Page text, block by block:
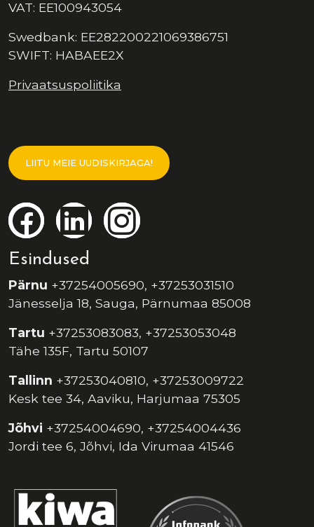
VAT: EE100943054
Swedbank: EE282200221069386751
SWIFT: HABAEE2X
Privaatsuspoliitika
LIITU MEIE UUDISKIRJAGA!
Esindused
Pärnu +37254005690, +37253031510
Jänesselja 18, Sauga, Pärnumaa 85008
Tartu +37253083083, +37253053048
Tähe 135F, Tartu 50107
Tallinn +37253040810, +37253009722
Kesk tee 34, Aaviku, Harjumaa 75305
Jõhvi +37254004690, +37254004436
Jordi tee 6, Jõhvi, Ida Virumaa 41546